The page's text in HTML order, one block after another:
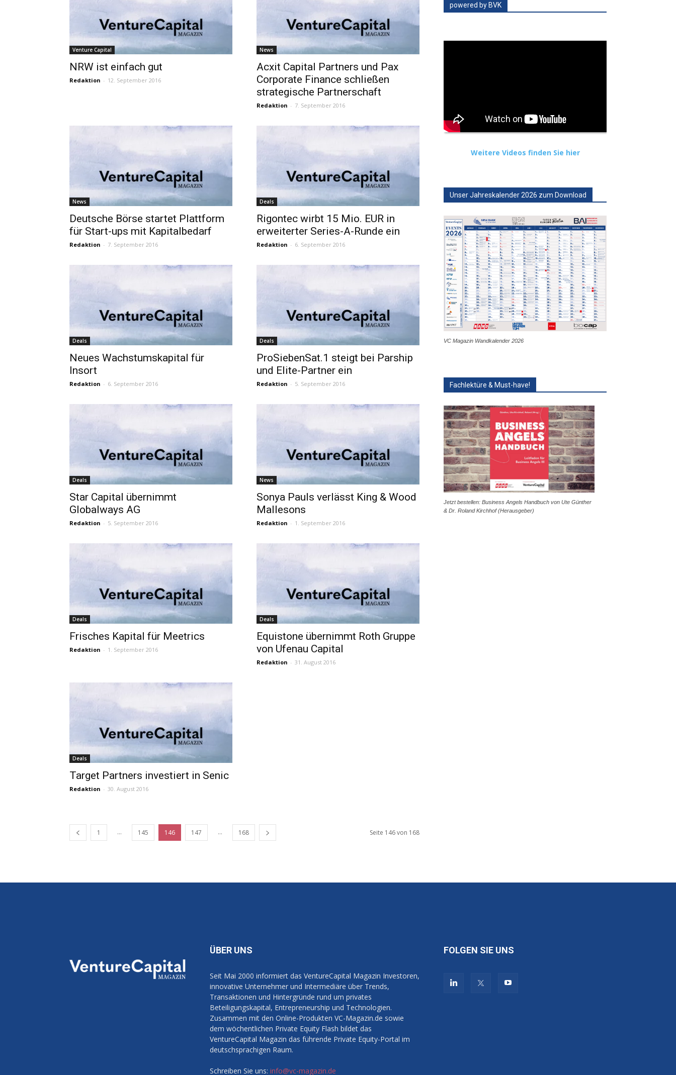
Venture Capital
NRW ist einfach gut
Redaktion - 12. September 2016
News
Acxit Capital Partners und Pax
Corporate Finance schließen
strategische Partnerschaft
Redaktion - 7. September 2016
News
Deutsche Börse startet Plattform
für Start-ups mit Kapitalbedarf
Redaktion - 7. September 2016
Deals
Rigontec wirbt 15 Mio. EUR in
erweiterter Series-A-Runde ein
Redaktion - 6. September 2016
Deals
Neues Wachstumskapital für
Insort
Redaktion - 6. September 2016
Deals
ProSiebenSat.1 steigt bei Parship
und Elite-Partner ein
Redaktion - 5. September 2016
Deals
Star Capital übernimmt
Globalways AG
Redaktion - 5. September 2016
News
Sonya Pauls verlässt King & Wood
Mallesons
Redaktion - 1. September 2016
Deals
Frisches Kapital für Meetrics
Redaktion - 1. September 2016
Deals
Equistone übernimmt Roth Gruppe
von Ufenau Capital
Redaktion - 31. August 2016
Deals
Target Partners investiert in Senic
Redaktion - 30. August 2016
1 ... 145 146 147 ... 168 Seite 146 von 168
powered by BVK
Weitere Videos finden Sie hier
Unser Jahreskalender 2026 zum Download
VC Magazin Wandkalender 2026
Fachlektüre & Must-have!
Jetzt bestellen: Business Angels Handbuch von Ute Günther
& Dr. Roland Kirchhof (Herausgeber)
ÜBER UNS
Seit Mai 2000 informiert das VentureCapital Magazin Investoren,
innovative Unternehmer und Intermediäre über Trends,
Transaktionen und Hintergründe rund um privates
Beteiligungskapital, Entrepreneurship und Technologien.
Zusammen mit den Online-Produkten VC-Magazin.de sowie
dem wöchentlichen Private Equity Flash bildet das
VentureCapital Magazin das führende Private Equity-Portal im
deutschsprachigen Raum.
Schreiben Sie uns: info@vc-magazin.de
FOLGEN SIE UNS